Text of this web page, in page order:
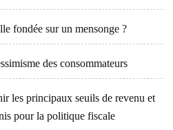
fondée sur un mensonge ?
des consommateurs
les principaux seuils de revenu et
pour la politique fiscale